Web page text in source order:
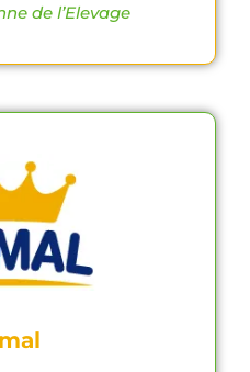
de l’Elevage